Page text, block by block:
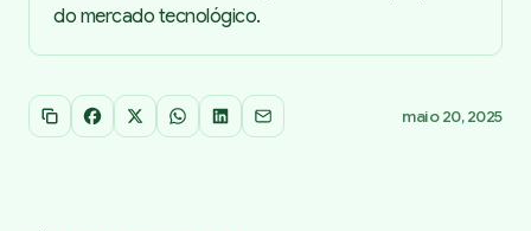
do mercado tecnológico.
Copiar link
Facebook
X WhatsApp
LinkedInEmail maio 20, 2025